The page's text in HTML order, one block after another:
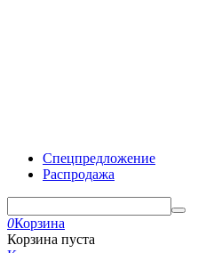
Спецпредложение
Распродажа
0Корзина
Корзина пуста